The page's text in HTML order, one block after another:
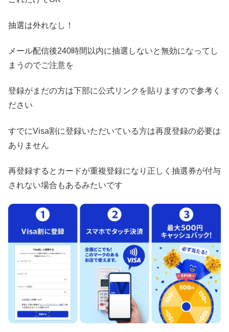
抽選は外れなし！
メール配信後240時間以内に抽選しないと無効になってし
まうのでご注意を
登録がまだの方は下部に公式リンクを貼りますので参考く
ださい
すでにVisa割に登録いただいている方は再度登録の必要は
ありません
再登録するとカードが重複登録になり正しく抽選券が付与
されない場合もあるみたいです